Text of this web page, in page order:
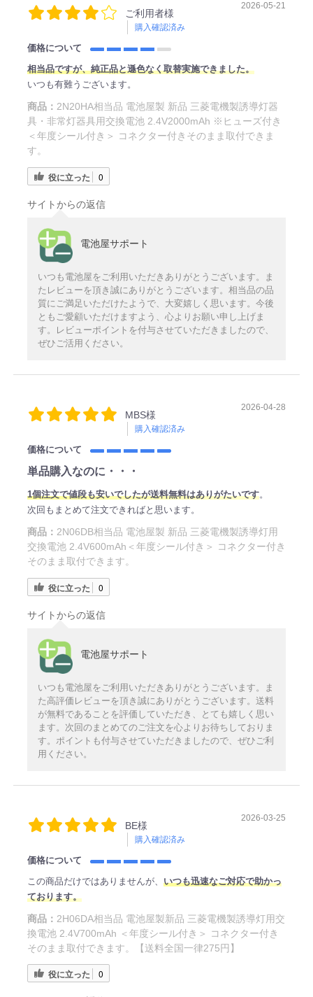
ご利用者様
購入確認済み
2026-05-21
価格について
相当品ですが、純正品と遜色なく取替実施できました。
いつも有難うございます。
商品： 2N20HA相当品 電池屋製 新品 三菱電機製誘導灯器
具・非常灯器具用交換電池 2.4V2000mAh ※ヒューズ付き
＜年度シール付き＞ コネクター付きそのまま取付できま
す。
役に立った 0
サイトからの返信
電池屋サポート
いつも電池屋をご利用いただきありがとうございます。ま
たレビューを頂き誠にありがとうございます。相当品の品
質にご満足いただけたようで、大変嬉しく思います。今後
ともご愛顧いただけますよう、心よりお願い申し上げま
す。レビューポイントを付与させていただきましたので、
ぜひご活用ください。
MBS様
購入確認済み
2026-04-28
価格について
単品購入なのに・・・
1個注文で値段も安いでしたが送料無料はありがたいです。
次回もまとめて注文できればと思います。
商品： 2N06DB相当品 電池屋製 新品 三菱電機製誘導灯用
交換電池 2.4V600mAh＜年度シール付き＞ コネクター付き
そのまま取付できます。
役に立った 0
サイトからの返信
電池屋サポート
いつも電池屋をご利用いただきありがとうございます。ま
た高評価レビューを頂き誠にありがとうございます。送料
が無料であることを評価していただき、とても嬉しく思い
ます。次回のまとめてのご注文を心よりお待ちしておりま
す。ポイントも付与させていただきましたので、ぜひご利
用ください。
BE様
購入確認済み
2026-03-25
価格について
この商品だけではありませんが、 いつも迅速なご対応で助かっ
ております。
商品： 2H06DA相当品 電池屋製新品 三菱電機製誘導灯用交
換電池 2.4V700mAh ＜年度シール付き＞ コネクター付き
そのまま取付できます。【送料全国一律275円】
役に立った 0